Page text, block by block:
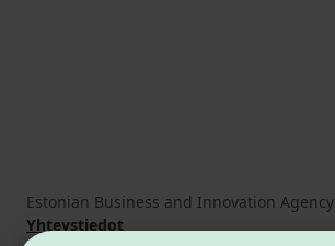
Estonian Business and Innovation Agency
Yhteystiedot